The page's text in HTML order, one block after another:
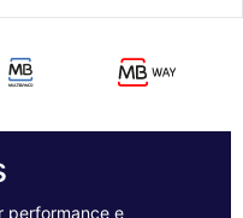
performance e